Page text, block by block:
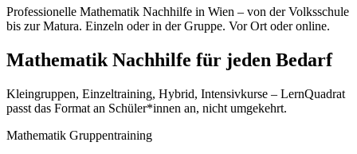
Professionelle Mathematik Nachhilfe in Wien – von der Volksschule
bis zur Matura. Einzeln oder in der Gruppe. Vor Ort oder online.
Mathematik Nachhilfe für jeden Bedarf
Kleingruppen, Einzeltraining, Hybrid, Intensivkurse – LernQuadrat
passt das Format an Schüler*innen an, nicht umgekehrt.
Mathematik Gruppentraining